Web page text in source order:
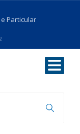
Particular